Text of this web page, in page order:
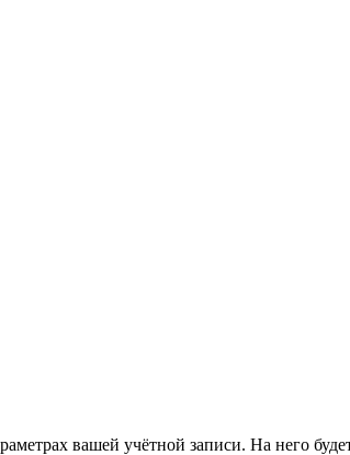
вашей учётной записи. На него